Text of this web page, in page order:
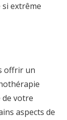
extrême
offrir un
de votre
aspects de